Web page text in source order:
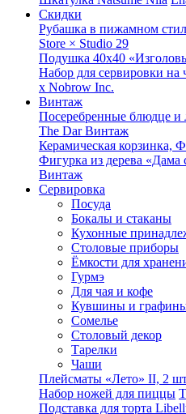
Скидки
Рубашка в пижамном
Store × Studio 29
Подушка 40x40
Набор для сервировки на
х Nobrow Inc.
Винтаж
Посеребренные блюдце и
The Dar Винтаж
Керамическая корзинка,
Фигурка из дерева «Дама
Винтаж
Сервировка
Посуда
Бокалы и стаканы
Кухонные
Столовые приборы
Ëмкости для
Гурмэ
Для чая и кофе
Кувшины и
Сомелье
Столовый декор
Тарелки
Чаши
Плейсматы «Лето» II, 2
Набор ножей для пиццы
Подставка для торта